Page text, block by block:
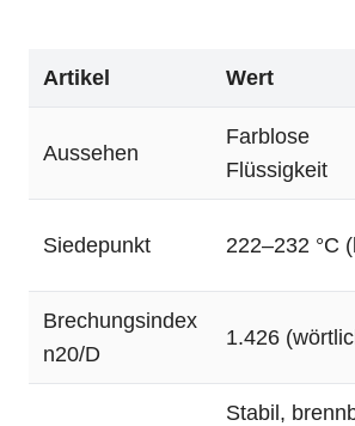
Artikel Wert
Aussehen
Farblose
Flüssigkeit
Siedepunkt 222–232 °C
Brechungsindex
n20/D
1.426
Stabil,